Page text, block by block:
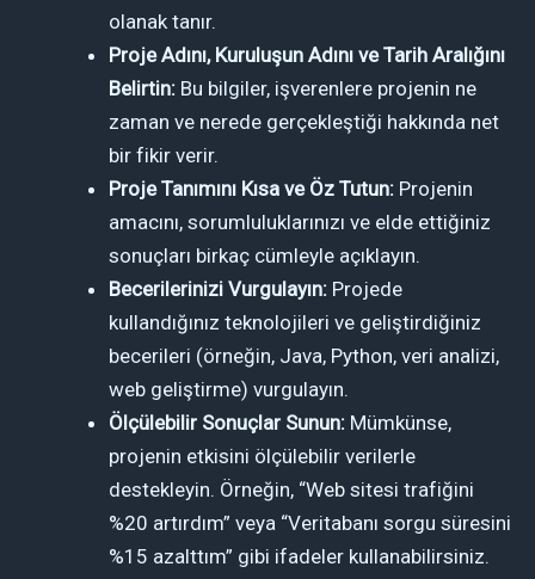
olanak tanır.
Proje Adını, Kuruluşun Adını ve Tarih Aralığını
Belirtin: Bu bilgiler, işverenlere projenin ne
zaman ve nerede gerçekleştiği hakkında net
bir fikir verir.
Proje Tanımını Kısa ve Öz Tutun: Projenin
amacını, sorumluluklarınızı ve elde ettiğiniz
sonuçları birkaç cümleyle açıklayın.
Becerilerinizi Vurgulayın: Projede
kullandığınız teknolojileri ve geliştirdiğiniz
becerileri (örneğin, Java, Python, veri analizi,
web geliştirme) vurgulayın.
Ölçülebilir Sonuçlar Sunun: Mümkünse,
projenin etkisini ölçülebilir verilerle
destekleyin. Örneğin, “Web sitesi trafiğini
%20 artırdım” veya “Veritabanı sorgu süresini
%15 azalttım” gibi ifadeler kullanabilirsiniz.